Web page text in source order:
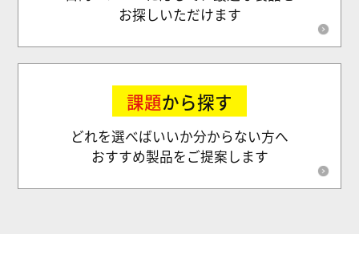
お探しいただけます
課題から探す
どれを選べばいいか分からない方へ
おすすめ製品をご提案します